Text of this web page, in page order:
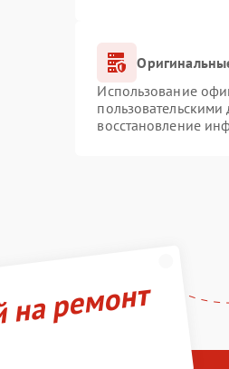
Использование
восстановление
ремонт